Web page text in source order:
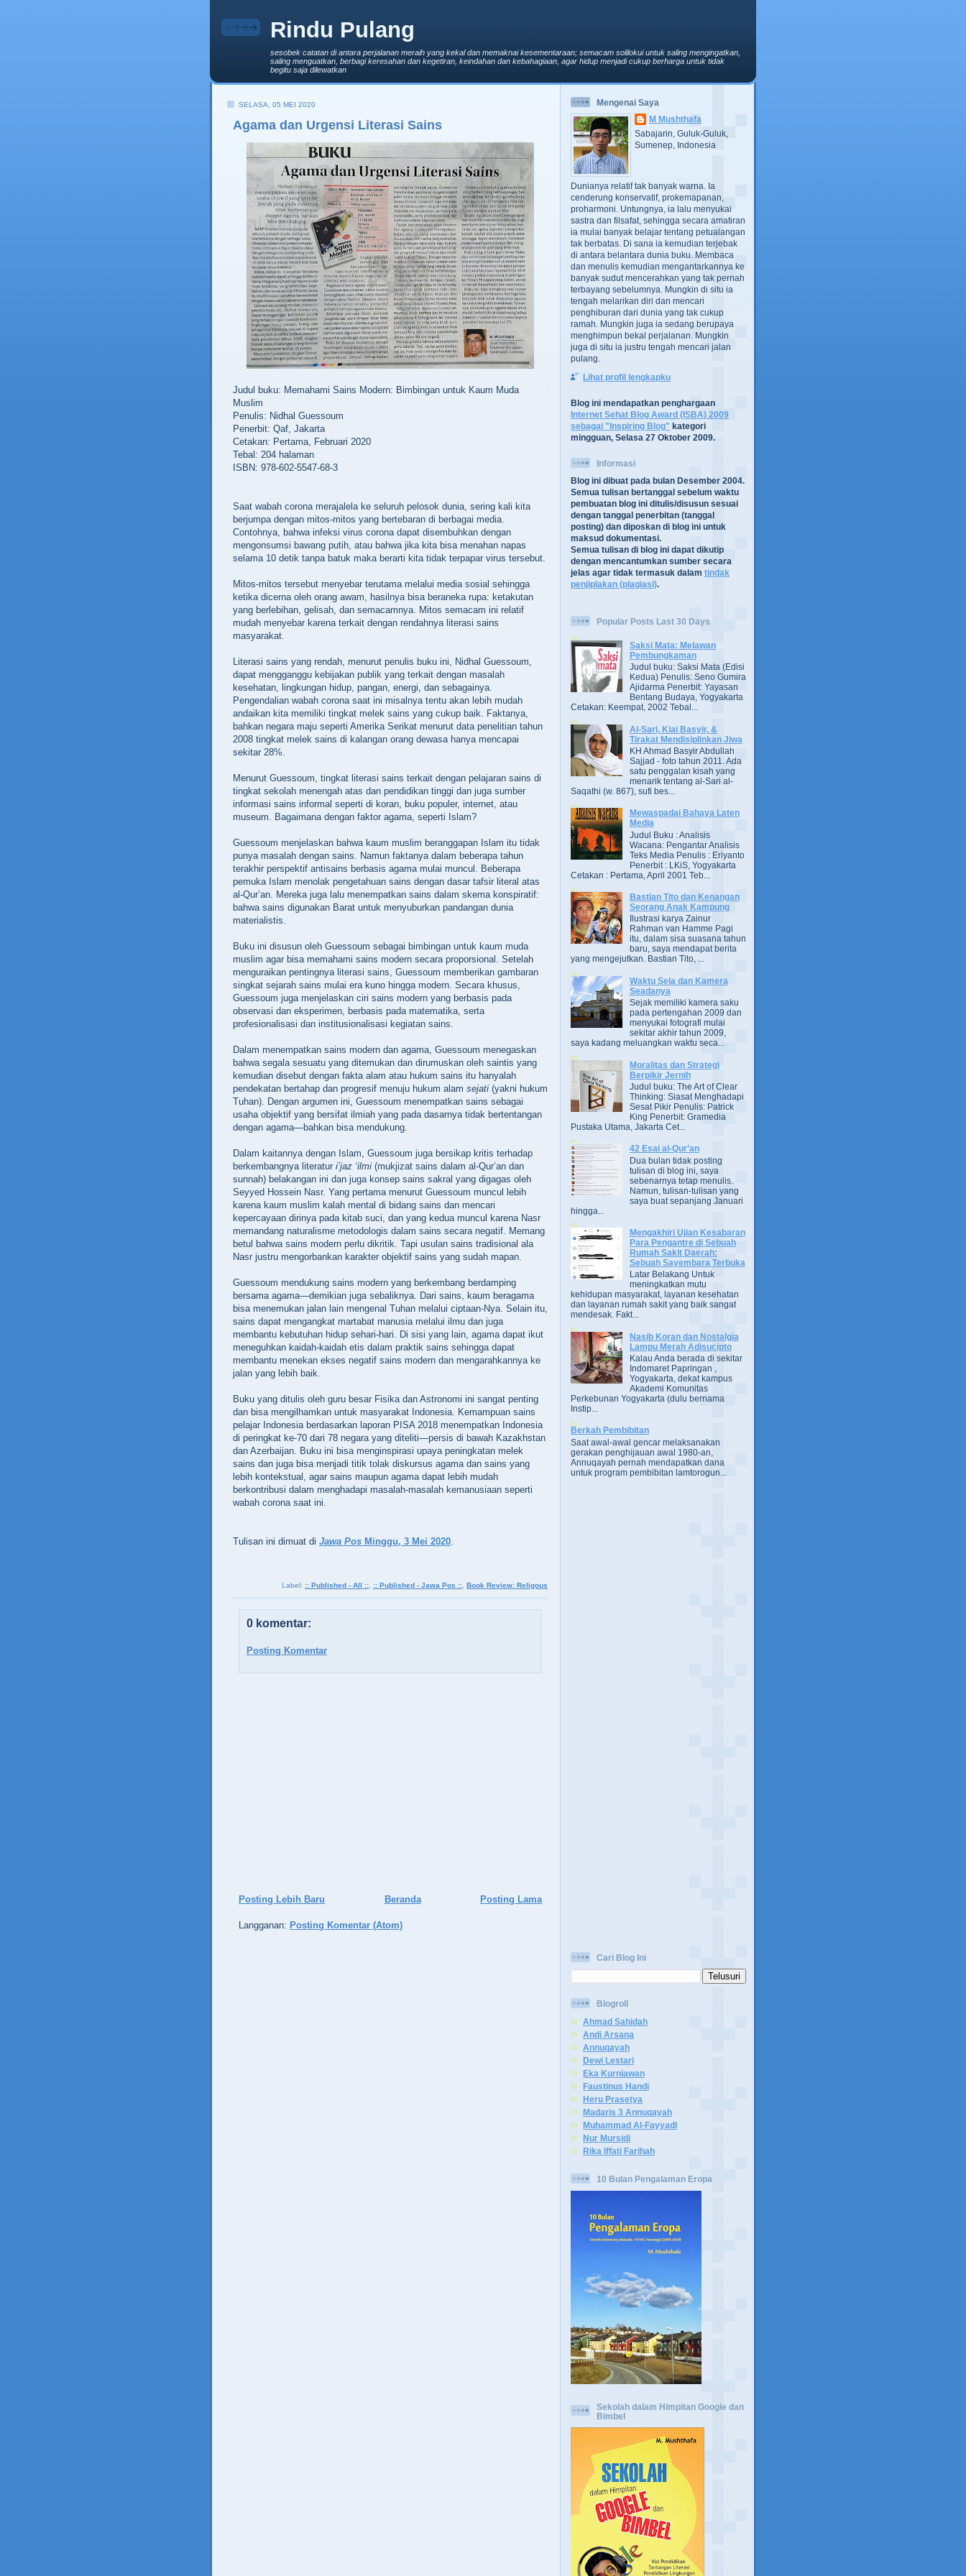
Rindu Pulang
sesobek catatan di antara perjalanan meraih yang kekal dan memaknai kesementaraan; semacam solilokui untuk saling mengingatkan,
saling menguatkan, berbagi keresahan dan kegetiran, keindahan dan kebahagiaan, agar hidup menjadi cukup berharga untuk tidak
begitu saja dilewatkan
SELASA, 05 MEI 2020
Agama dan Urgensi Literasi Sains
Judul buku: Memahami Sains Modern: Bimbingan untuk Kaum Muda
Muslim
Penulis: Nidhal Guessoum
Penerbit: Qaf, Jakarta
Cetakan: Pertama, Februari 2020
Tebal: 204 halaman
ISBN: 978-602-5547-68-3
Saat wabah corona merajalela ke seluruh pelosok dunia, sering kali kita
berjumpa dengan mitos-mitos yang bertebaran di berbagai media.
Contohnya, bahwa infeksi virus corona dapat disembuhkan dengan
mengonsumsi bawang putih, atau bahwa jika kita bisa menahan napas
selama 10 detik tanpa batuk maka berarti kita tidak terpapar virus tersebut.
Mitos-mitos tersebut menyebar terutama melalui media sosial sehingga
ketika dicerna oleh orang awam, hasilnya bisa beraneka rupa: ketakutan
yang berlebihan, gelisah, dan semacamnya. Mitos semacam ini relatif
mudah menyebar karena terkait dengan rendahnya literasi sains
masyarakat.
Literasi sains yang rendah, menurut penulis buku ini, Nidhal Guessoum,
dapat mengganggu kebijakan publik yang terkait dengan masalah
kesehatan, lingkungan hidup, pangan, energi, dan sebagainya.
Pengendalian wabah corona saat ini misalnya tentu akan lebih mudah
andaikan kita memiliki tingkat melek sains yang cukup baik. Faktanya,
bahkan negara maju seperti Amerika Serikat menurut data penelitian tahun
2008 tingkat melek sains di kalangan orang dewasa hanya mencapai
sekitar 28%.
Menurut Guessoum, tingkat literasi sains terkait dengan pelajaran sains di
tingkat sekolah menengah atas dan pendidikan tinggi dan juga sumber
informasi sains informal seperti di koran, buku populer, internet, atau
museum. Bagaimana dengan faktor agama, seperti Islam?
Guessoum menjelaskan bahwa kaum muslim beranggapan Islam itu tidak
punya masalah dengan sains. Namun faktanya dalam beberapa tahun
terakhir perspektif antisains berbasis agama mulai muncul. Beberapa
pemuka Islam menolak pengetahuan sains dengan dasar tafsir literal atas
al-Qur’an. Mereka juga lalu menempatkan sains dalam skema konspiratif:
bahwa sains digunakan Barat untuk menyuburkan pandangan dunia
materialistis.
Buku ini disusun oleh Guessoum sebagai bimbingan untuk kaum muda
muslim agar bisa memahami sains modern secara proporsional. Setelah
menguraikan pentingnya literasi sains, Guessoum memberikan gambaran
singkat sejarah sains mulai era kuno hingga modern. Secara khusus,
Guessoum juga menjelaskan ciri sains modern yang berbasis pada
observasi dan eksperimen, berbasis pada matematika, serta
profesionalisasi dan institusionalisasi kegiatan sains.
Dalam menempatkan sains modern dan agama, Guessoum menegaskan
bahwa segala sesuatu yang ditemukan dan dirumuskan oleh saintis yang
kemudian disebut dengan fakta alam atau hukum sains itu hanyalah
pendekatan bertahap dan progresif menuju hukum alam sejati (yakni hukum
Tuhan). Dengan argumen ini, Guessoum menempatkan sains sebagai
usaha objektif yang bersifat ilmiah yang pada dasarnya tidak bertentangan
dengan agama—bahkan bisa mendukung.
Dalam kaitannya dengan Islam, Guessoum juga bersikap kritis terhadap
berkembangnya literatur i’jaz ‘ilmi (mukjizat sains dalam al-Qur’an dan
sunnah) belakangan ini dan juga konsep sains sakral yang digagas oleh
Seyyed Hossein Nasr. Yang pertama menurut Guessoum muncul lebih
karena kaum muslim kalah mental di bidang sains dan mencari
kepercayaan dirinya pada kitab suci, dan yang kedua muncul karena Nasr
memandang naturalisme metodologis dalam sains secara negatif. Memang
betul bahwa sains modern perlu dikritik. Tapi usulan sains tradisional ala
Nasr justru mengorbankan karakter objektif sains yang sudah mapan.
Guessoum mendukung sains modern yang berkembang berdamping
bersama agama—demikian juga sebaliknya. Dari sains, kaum beragama
bisa menemukan jalan lain mengenal Tuhan melalui ciptaan-Nya. Selain itu,
sains dapat mengangkat martabat manusia melalui ilmu dan juga
membantu kebutuhan hidup sehari-hari. Di sisi yang lain, agama dapat ikut
meneguhkan kaidah-kaidah etis dalam praktik sains sehingga dapat
membantu menekan ekses negatif sains modern dan mengarahkannya ke
jalan yang lebih baik.
Buku yang ditulis oleh guru besar Fisika dan Astronomi ini sangat penting
dan bisa mengilhamkan untuk masyarakat Indonesia. Kemampuan sains
pelajar Indonesia berdasarkan laporan PISA 2018 menempatkan Indonesia
di peringkat ke-70 dari 78 negara yang diteliti—persis di bawah Kazakhstan
dan Azerbaijan. Buku ini bisa menginspirasi upaya peningkatan melek
sains dan juga bisa menjadi titik tolak diskursus agama dan sains yang
lebih kontekstual, agar sains maupun agama dapat lebih mudah
berkontribusi dalam menghadapi masalah-masalah kemanusiaan seperti
wabah corona saat ini.
Tulisan ini dimuat di Jawa Pos Minggu, 3 Mei 2020.
Label: :: Published - All ::, :: Published - Jawa Pos ::, Book Review: Religous
0 komentar:
Posting Komentar
Posting Lebih Baru Posting Lama
Beranda
Langganan: Posting Komentar (Atom)
Mengenai Saya
M Mushthafa
Sabajarin, Guluk-Guluk,
Sumenep, Indonesia
Dunianya relatif tak banyak warna. Ia
cenderung konservatif, prokemapanan,
proharmoni. Untungnya, ia lalu menyukai
sastra dan filsafat, sehingga secara amatiran
ia mulai banyak belajar tentang petualangan
tak berbatas. Di sana ia kemudian terjebak
di antara belantara dunia buku. Membaca
dan menulis kemudian mengantarkannya ke
banyak sudut mencerahkan yang tak pernah
terbayang sebelumnya. Mungkin di situ ia
tengah melarikan diri dan mencari
penghiburan dari dunia yang tak cukup
ramah. Mungkin juga ia sedang berupaya
menghimpun bekal perjalanan. Mungkin
juga di situ ia justru tengah mencari jalan
pulang.
Lihat profil lengkapku
Blog ini mendapatkan penghargaan
Internet Sehat Blog Award (ISBA) 2009
sebagai "Inspiring Blog" kategori
mingguan, Selasa 27 Oktober 2009.
Informasi
Blog ini dibuat pada bulan Desember 2004.
Semua tulisan bertanggal sebelum waktu
pembuatan blog ini ditulis/disusun sesuai
dengan tanggal penerbitan (tanggal
posting) dan diposkan di blog ini untuk
maksud dokumentasi.
Semua tulisan di blog ini dapat dikutip
dengan mencantumkan sumber secara
jelas agar tidak termasuk dalam tindak
penjiplakan (plagiasi).
Popular Posts Last 30 Days
Saksi Mata: Melawan
Pembungkaman
Judul buku: Saksi Mata (Edisi
Kedua) Penulis: Seno Gumira
Ajidarma Penerbit: Yayasan
Bentang Budaya, Yogyakarta
Cetakan: Keempat, 2002 Tebal...
Al-Sari, Kiai Basyir, &
Tirakat Mendisiplinkan Jiwa
KH Ahmad Basyir Abdullah
Sajjad - foto tahun 2011. Ada
satu penggalan kisah yang
menarik tentang al-Sari al-
Saqathi (w. 867), sufi bes...
Mewaspadai Bahaya Laten
Media
Judul Buku : Analisis
Wacana: Pengantar Analisis
Teks Media Penulis : Eriyanto
Penerbit : LKiS, Yogyakarta
Cetakan : Pertama, April 2001 Teb...
Bastian Tito dan Kenangan
Seorang Anak Kampung
Ilustrasi karya Zainur
Rahman van Hamme Pagi
itu, dalam sisa suasana tahun
baru, saya mendapat berita
yang mengejutkan. Bastian Tito, ...
Waktu Sela dan Kamera
Seadanya
Sejak memiliki kamera saku
pada pertengahan 2009 dan
menyukai fotografi mulai
sekitar akhir tahun 2009,
saya kadang meluangkan waktu seca...
Moralitas dan Strategi
Berpikir Jernih
Judul buku: The Art of Clear
Thinking: Siasat Menghadapi
Sesat Pikir Penulis: Patrick
King Penerbit: Gramedia
Pustaka Utama, Jakarta Cet...
42 Esai al-Qur’an
Dua bulan tidak posting
tulisan di blog ini, saya
sebenarnya tetap menulis.
Namun, tulisan-tulisan yang
saya buat sepanjang Januari
hingga...
Mengakhiri Ujian Kesabaran
Para Pengantre di Sebuah
Rumah Sakit Daerah:
Sebuah Sayembara Terbuka
Latar Belakang Untuk
meningkatkan mutu
kehidupan masyarakat, layanan kesehatan
dan layanan rumah sakit yang baik sangat
mendesak. Fakt...
Nasib Koran dan Nostalgia
Lampu Merah Adisucipto
Kalau Anda berada di sekitar
Indomaret Papringan ,
Yogyakarta, dekat kampus
Akademi Komunitas
Perkebunan Yogyakarta (dulu bernama
Instip...
Berkah Pembibitan
Saat awal-awal gencar melaksanakan
gerakan penghijauan awal 1980-an,
Annuqayah pernah mendapatkan dana
untuk program pembibitan lamtorogun...
Cari Blog Ini
Blogroll
Ahmad Sahidah
Andi Arsana
Annuqayah
Dewi Lestari
Eka Kurniawan
Faustinus Handi
Heru Prasetya
Madaris 3 Annuqayah
Muhammad Al-Fayyadl
Nur Mursidi
Rika Iffati Farihah
10 Bulan Pengalaman Eropa
Sekolah dalam Himpitan Google dan
Bimbel